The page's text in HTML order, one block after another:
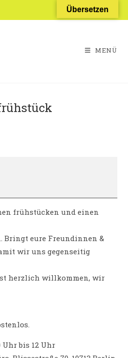
MENÜ
frühstücken und einen
Bringt eure Freundinnen &
wir uns gegenseitig
herzlich willkommen, wir
Uhr bis 12 Uhr
Übersetzen